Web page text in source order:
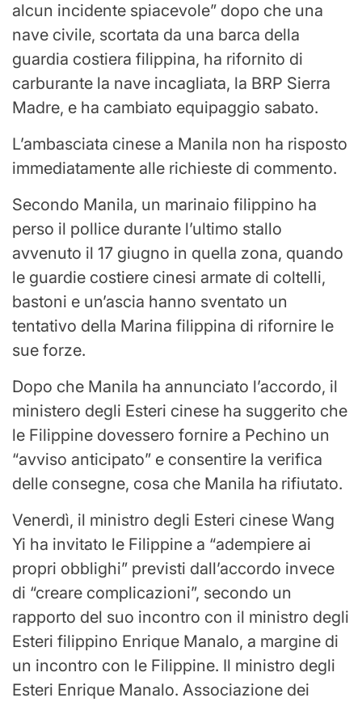
alcun incidente spiacevole” dopo che una
nave civile, scortata da una barca della
guardia costiera filippina, ha rifornito di
carburante la nave incagliata, la BRP Sierra
Madre, e ha cambiato equipaggio sabato.
L’ambasciata cinese a Manila non ha risposto
immediatamente alle richieste di commento.
Secondo Manila, un marinaio filippino ha
perso il pollice durante l’ultimo stallo
avvenuto il 17 giugno in quella zona, quando
le guardie costiere cinesi armate di coltelli,
bastoni e un’ascia hanno sventato un
tentativo della Marina filippina di rifornire le
sue forze.
Dopo che Manila ha annunciato l’accordo, il
ministero degli Esteri cinese ha suggerito che
le Filippine dovessero fornire a Pechino un
“avviso anticipato” e consentire la verifica
delle consegne, cosa che Manila ha rifiutato.
Venerdì, il ministro degli Esteri cinese Wang
Yi ha invitato le Filippine a “adempiere ai
propri obblighi” previsti dall’accordo invece
di “creare complicazioni”, secondo un
rapporto del suo incontro con il ministro degli
Esteri filippino Enrique Manalo, a margine di
un incontro con le Filippine. Il ministro degli
Esteri Enrique Manalo. Associazione dei